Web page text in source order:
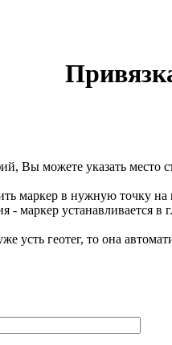
Вы можете указать место
маркер в нужную точку
- маркер устанавливается в
усть геотег, то она